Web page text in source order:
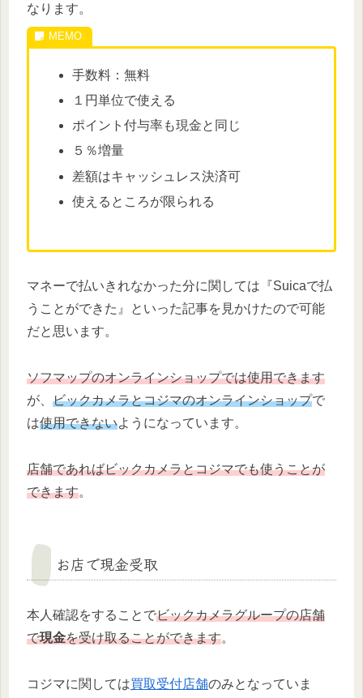
なります。
手数料：無料
１円単位で使える
ポイント付与率も現金と同じ
５％増量
差額はキャッシュレス決済可
使えるところが限られる
マネーで払いきれなかった分に関しては『Suicaで払
うことができた』といった記事を見かけたので可能
だと思います。
ソフマップのオンラインショップでは使用できます
が、 ビックカメラとコジマのオンラインショップで
は使用できないようになっています。
店舗であればビックカメラとコジマでも使うことが
できます。
お店で現金受取
本人確認をすることでビックカメラグループの店舗
で現金を受け取ることができます。
コジマに関しては買取受付店舗のみとなっていま